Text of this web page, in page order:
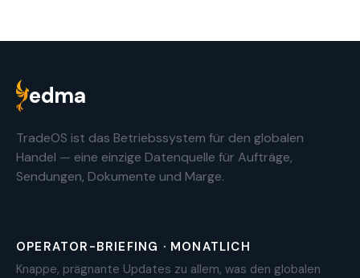
edma
TradeOS ist das Betriebssystem für den globalen
Handel — eine einzige Datenquelle für Aufträge,
Sendungen, Dokumente und Marge.
OPERATOR-BRIEFING · MONATLICH
Knappe, prägnante Updates zu allem, was den globalen